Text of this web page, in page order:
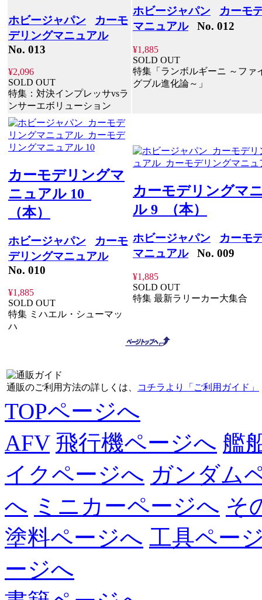
ホビージャパン
カーモ
デリングマニュアル
No. 013
¥2,096
SOLD OUT
特集：対決インプレッサvsラ
ンサーエボリューション
ホビージャパン
カーモ
マニュアルNo. 012
¥1,885
SOLD OUT
特集「ランボルギーニ ～ファ
グブル進化論～」
カーモデリングマ
ニュアル 10
（本）
ホビージャパン
カーモ
デリングマニュアル
No. 010
¥1,885
SOLD OUT
特集 ミハエル・シューマッ
ハ
カーモデリングマ
ル 9 （本）
ホビージャパン
カーモ
マニュアルNo. 009
¥1,885
SOLD OUT
特集 最新ラリーカー大集合
通販のご利用方法の詳しくは、 コチラより「ご利用ガイド」
TOPページへ
AFV 飛行機ページへ 艦
イクページへ ガンダム
へ ミニカーページへ そ
塗料ページへ 工具ペー
ージへ